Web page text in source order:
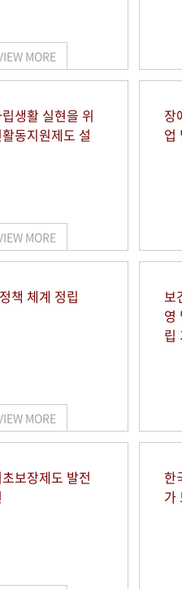
MORE
생활 실현을 위
동지원제도 설
MORE
장
업
책 체계 정립
MORE
보
영
립
보장제도 발전
한
가